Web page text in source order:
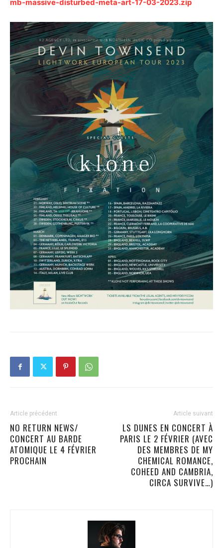
mb-massive-disturbed-meta-art-17-03-2023.zip
Article précédent
NO RETURN NEWS/
CONCERT AU BARDE
ATOMIQUE LE 4 FÉVRIER
PROCHAIN
Article suivant
LS DUNES EN CONCERT À
PARIS LE 2 FÉVRIER (AVEC
DES MEMBRES DE MY
CHEMICAL ROMANCE,
COHEED AND CAMBRIA,
CIRCA SURVIVE…)